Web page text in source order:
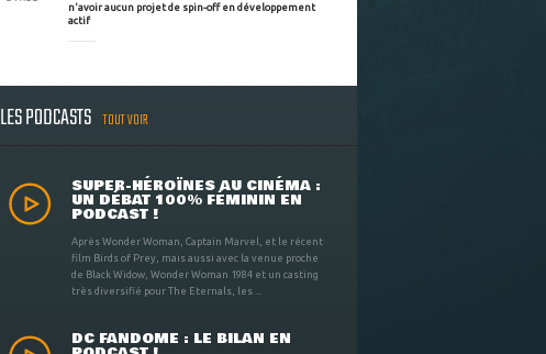
n'avoir aucun projet de spin-off en développement
actif
LES PODCASTS TOUT VOIR
SUPER-HÉROÏNES AU CINÉMA :
UN DÉBAT 100% FÉMININ EN
PODCAST !
Après Wonder Woman, Captain Marvel, et le récent
film Birds of Prey, mais aussi avec la venue proche
de Black Widow, Wonder Woman 1984 et un casting
très diversifié pour The Eternals, les ...
DC FANDOME : LE BILAN EN